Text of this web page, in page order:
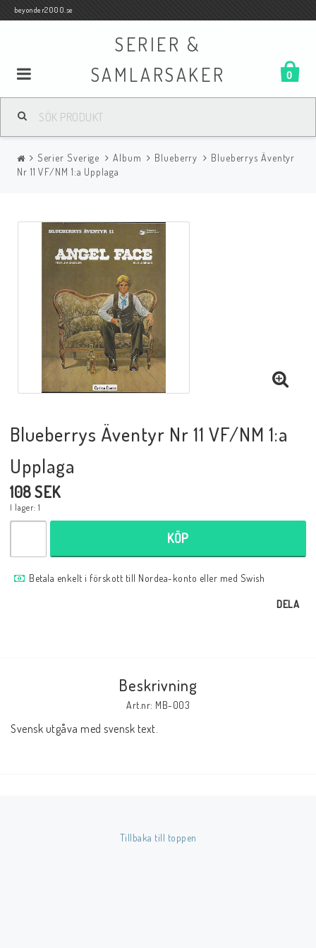
beyonder2000.se
SERIER &
SAMLARSAKER
0
Samlar- och Spelkort
Serier
Böcker
Musik
Mynt och Sedlar
Samlar- och Spelkort
Samlartillbehör
Serier Sverige
Inkl. Moms
Serier Sverige Album Blueberry
Blueberrys Äventyr
Nr 11 VF/NM 1:a Upplaga
Blueberrys Äventyr Nr 11 VF/NM 1:a
Upplaga
108 SEK
I lager: 1
KÖP
Betala enkelt i förskott till Nordea-konto eller med Swish
DELA
Beskrivning
Art.nr: MB-003
Svensk utgåva med svensk text.
Tillbaka till toppen